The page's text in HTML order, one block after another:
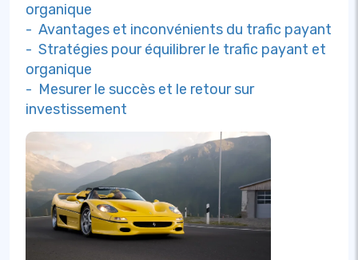
organique
- Avantages et inconvénients du trafic payant
- Stratégies pour équilibrer le trafic payant et
organique
- Mesurer le succès et le retour sur
investissement